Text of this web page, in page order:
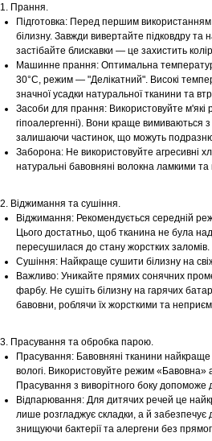
1. Прання.
Підготовка: Перед першим використанням
білизну. Завжди вивертайте підковдру та
застібайте блискавки — це захистить
Машинне прання: Оптимальна
30°С, режим — "Делікатний". Високі
значної усадки натуральної тканини та
Засоби для прання: Використовуйте м'які
гіпоалергенні). Вони краще вимиваються
залишаючи частинок, що можуть
Заборона: Не використовуйте агресивні
натуральні бавовняні волокна ламкими та
2. Віджимання та сушіння.
Віджимання: Рекомендується середній
Цього достатньо, щоб тканина не була
пересушилася до стану жорстких заломів.
Сушіння: Найкраще сушити білизну на
Важливо: Уникайте прямих сонячних
фарбу. Не сушіть білизну на гарячих
бавовни, роблячи їх жорсткими та
3. Прасування та обробка парою.
Прасування: Бавовняні тканини
вологі. Використовуйте режим
Прасування з виворітного боку
Відпарювання: Для дитячих речей це
лише розгладжує складки, а й забезпечує
знищуючи бактерії та алергени без